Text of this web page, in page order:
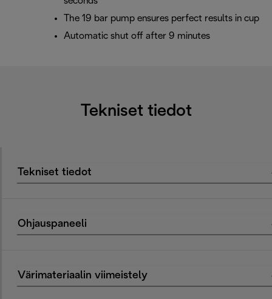
The 19 bar pump ensures perfect results in cup
Automatic shut off after 9 minutes
Tekniset tiedot
Tekniset tiedot
Ohjauspaneeli
Värimateriaalin viimeistely